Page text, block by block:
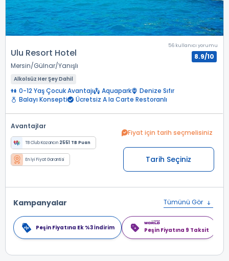
Ulu Resort Hotel
Mersin Gülnar Yanışlı
56 kullanıcı yorumu
8.9/10
Alkolsüz Her Şey Dahil
0-12 Yaş Çocuk Avantajı Aquapark
Denize Sıfır
Balayı Konsepti
Ücretsiz A la Carte Restoranlı
Avantajlar
TB Club Kazancın 2551 TB Puan
En İyi Fiyat Garantisi
Fiyat için tarih seçmelisiniz
Tarih Seçiniz
Kampanyalar Tümünü Gör
Peşin Fiyatına Ek %3 İndirim Peşin Fiyatına 9 Taksit